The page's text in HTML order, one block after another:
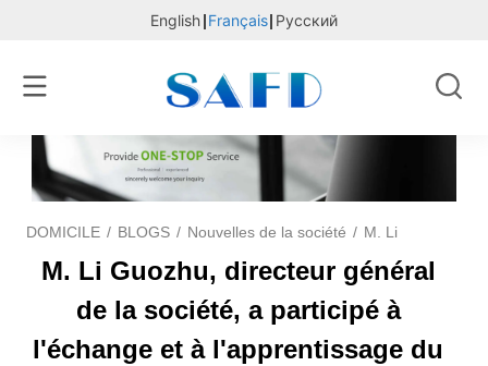
English Français Русский
DOMICILE / BLOGS / Nouvelles de la société / M. Li Guozhu,
M. Li Guozhu, directeur général
de la société, a participé à
l'échange et à l'apprentissage du